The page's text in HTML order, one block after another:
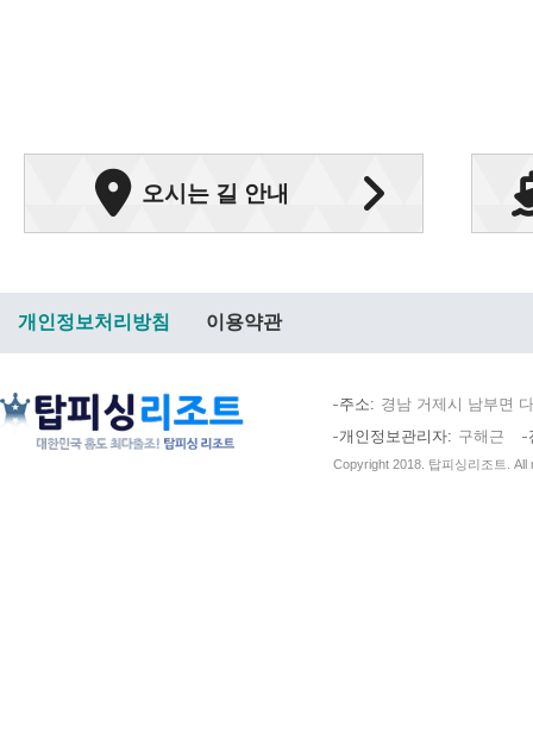
오시는 길 안내
개인정보처리방침 이용약관
주소
경남 거제시 남부면
개인정보관리자
구해근
Copyright 2018. 탑피싱리조트. All